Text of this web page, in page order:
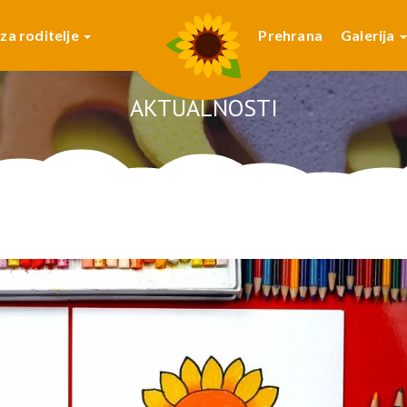
roditelje Prehrana Galerija
AKTUALNOSTI